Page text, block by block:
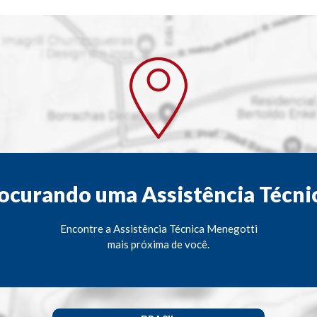
uma Assistência
Encontre a Assistência Técnica Menegotti
mais próxima de você.